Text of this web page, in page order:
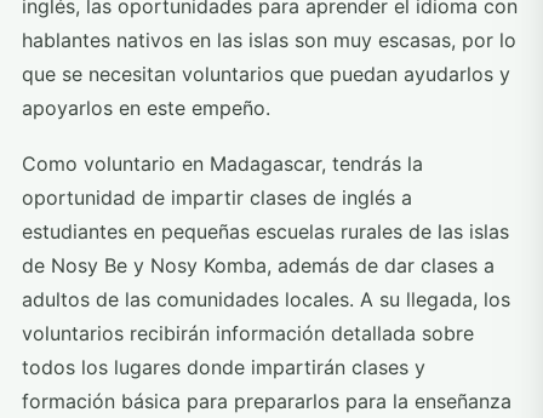
inglés, las oportunidades para aprender el idioma con
hablantes nativos en las islas son muy escasas, por lo
que se necesitan voluntarios que puedan ayudarlos y
apoyarlos en este empeño.
Como voluntario en Madagascar, tendrás la
oportunidad de impartir clases de inglés a
estudiantes en pequeñas escuelas rurales de las islas
de Nosy Be y Nosy Komba, además de dar clases a
adultos de las comunidades locales. A su llegada, los
voluntarios recibirán información detallada sobre
todos los lugares donde impartirán clases y
formación básica para prepararlos para la enseñanza